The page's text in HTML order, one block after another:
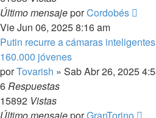
Último mensajeporCordobés
Vie Jun 06, 2025 8:16 am
Putin recurre a cámaras
160.000 jóvenes
porTovarish » Sab Abr 26, 2025
6Respuestas
15892 Vistas